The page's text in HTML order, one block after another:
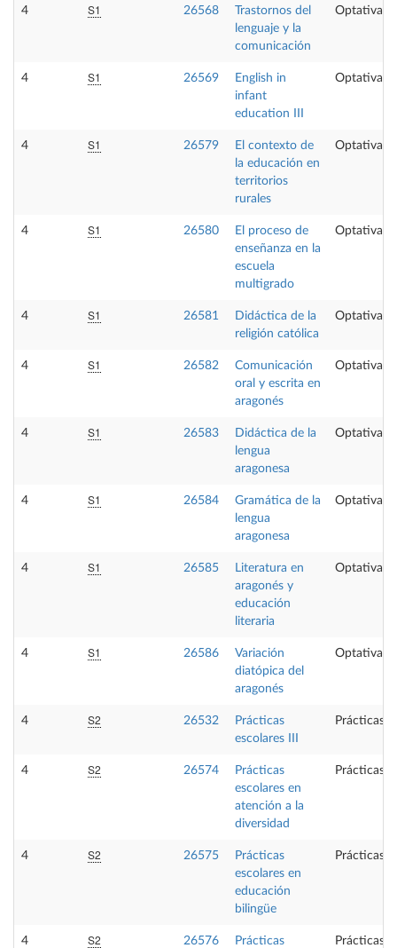
4 S1 26568
Trastornos del
lenguaje y la
comunicación
Optativa
4 S1 26569
English in
infant
education III
Optativa
4 S1 26579
El contexto de
la educación en
territorios
rurales
Optativa
4 S1 26580
El proceso de
enseñanza en la
escuela
multigrado
Optativa
4 S1 26581
Didáctica de la
religión católica
Optativa
4 S1 26582
Comunicación
oral y escrita en
aragonés
Optativa
4 S1 26583
Didáctica de la
lengua
aragonesa
Optativa
4 S1 26584
Gramática de la
lengua
aragonesa
Optativa
4 S1 26585
Literatura en
aragonés y
educación
literaria
Optativa
4 S1 26586
Variación
diatópica del
aragonés
Optativa
4 S2 26532
Prácticas
escolares III
Prácticas
4 S2 26574
Prácticas
escolares en
atención a la
diversidad
Prácticas
4 S2 26575
Prácticas
escolares en
educación
bilingüe
Prácticas
4 S2 26576
Prácticas
Prácticas